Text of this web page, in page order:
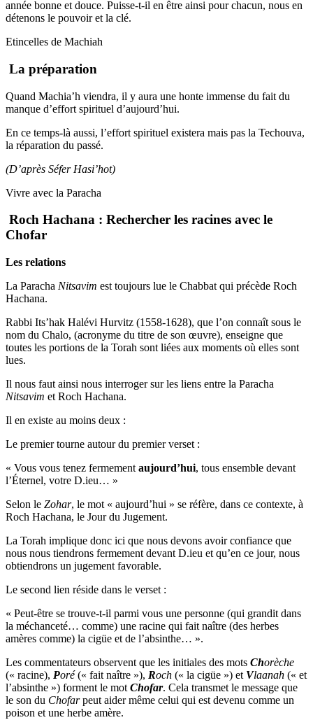
année bonne et douce. Puisse-t-il en être ainsi pour chacun, nous en
détenons le pouvoir et la clé.
Etincelles de Machiah
La préparation
Quand Machia’h viendra, il y aura une honte immense du fait du
manque d’effort spirituel d’aujourd’hui.
En ce temps-là aussi, l’effort spirituel existera mais pas la Techouva,
la réparation du passé.
(D’après Séfer Hasi’hot)
Vivre avec la Paracha
Roch Hachana : Rechercher les racines avec le
Chofar
Les relations
La Paracha Nitsavim est toujours lue le Chabbat qui précède Roch
Hachana.
Rabbi Its’hak Halévi Hurvitz (1558-1628), que l’on connaît sous le
nom du Chalo, (acronyme du titre de son œuvre), enseigne que
toutes les portions de la Torah sont liées aux moments où elles sont
lues.
Il nous faut ainsi nous interroger sur les liens entre la Paracha
Nitsavim et Roch Hachana.
Il en existe au moins deux :
Le premier tourne autour du premier verset :
« Vous vous tenez fermement aujourd’hui, tous ensemble devant
l’Éternel, votre D.ieu… »
Selon le Zohar, le mot « aujourd’hui » se réfère, dans ce contexte, à
Roch Hachana, le Jour du Jugement.
La Torah implique donc ici que nous devons avoir confiance que
nous nous tiendrons fermement devant D.ieu et qu’en ce jour, nous
obtiendrons un jugement favorable.
Le second lien réside dans le verset :
« Peut-être se trouve-t-il parmi vous une personne (qui grandit dans
la méchanceté… comme) une racine qui fait naître (des herbes
amères comme) la cigüe et de l’absinthe… ».
Les commentateurs observent que les initiales des mots Chorèche
(« racine), Poré(« fait naître »), Roch (« la cigüe ») et Vlaanah (« et
l’absinthe ») forment le mot Chofar. Cela transmet le message que
le son du Chofarpeut aider même celui qui est devenu comme un
poison et une herbe amère.